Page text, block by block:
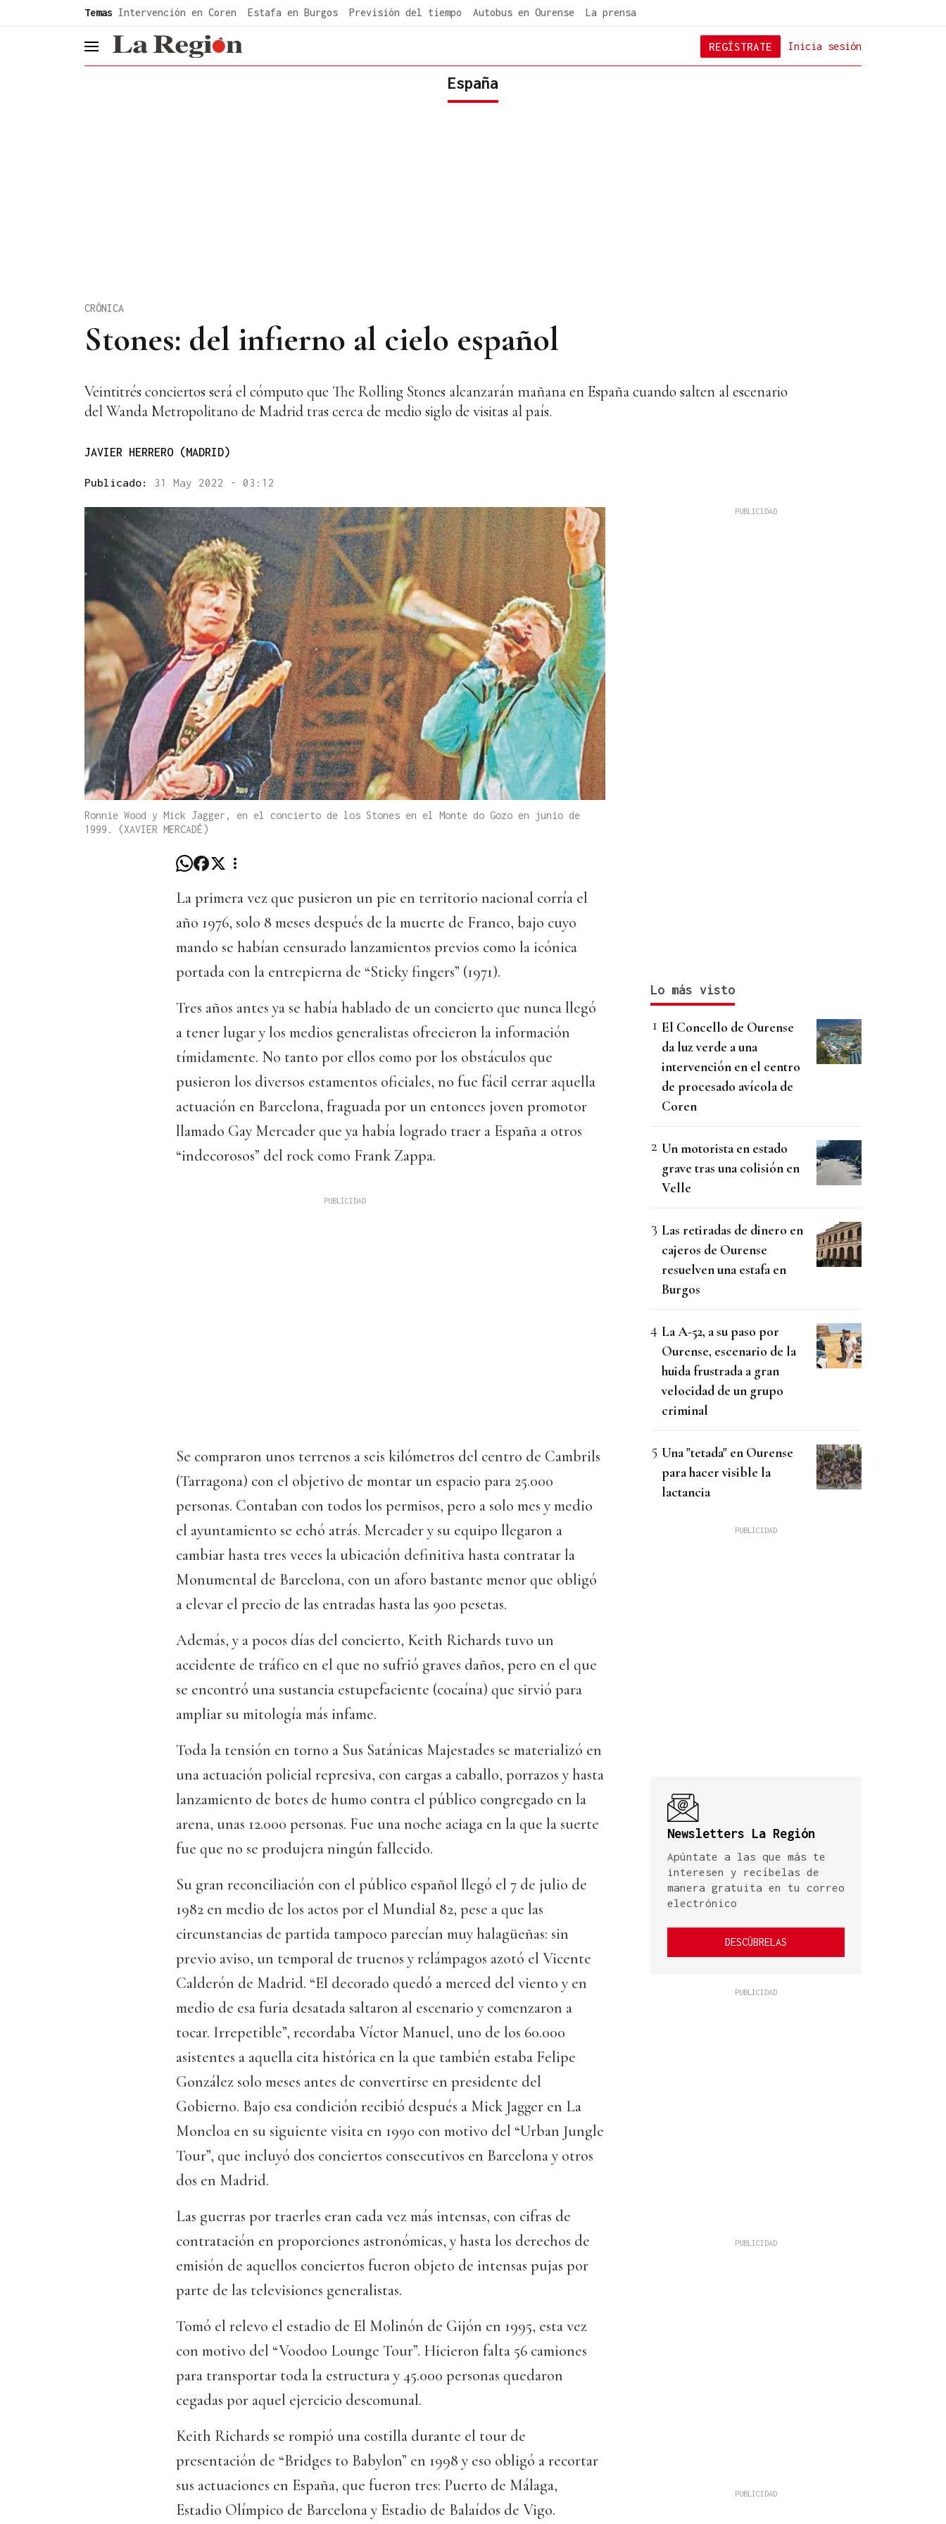
Temas Intervención en Coren Estafa en Burgos Previsión del tiempo Autobus en Ourense La prensa
header.menu.open Inicia sesión
REGÍSTRATE
España
Stones: del infierno al cielo español
CRÓNICA
Veintitrés conciertos será el cómputo que The Rolling Stones alcanzarán mañana en España cuando salten al escenario
del Wanda Metropolitano de Madrid tras cerca de medio siglo de visitas al país.
JAVIER HERRERO (MADRID)
Publicado: 31 May 2022 - 03:12
Ronnie Wood y Mick Jagger, en el concierto de los Stones en el Monte do Gozo en junio de
1999. (XAVIER MERCADÉ)
La primera vez que pusieron un pie en territorio nacional corría el
año 1976, solo 8 meses después de la muerte de Franco, bajo cuyo
mando se habían censurado lanzamientos previos como la icónica
portada con la entrepierna de “Sticky fingers” (1971).
Tres años antes ya se había hablado de un concierto que nunca llegó
a tener lugar y los medios generalistas ofrecieron la información
tímidamente. No tanto por ellos como por los obstáculos que
pusieron los diversos estamentos oficiales, no fue fácil cerrar aquella
actuación en Barcelona, fraguada por un entonces joven promotor
llamado Gay Mercader que ya había logrado traer a España a otros
“indecorosos” del rock como Frank Zappa.
Se compraron unos terrenos a seis kilómetros del centro de Cambrils
(Tarragona) con el objetivo de montar un espacio para 25.000
personas. Contaban con todos los permisos, pero a solo mes y medio
el ayuntamiento se echó atrás. Mercader y su equipo llegaron a
cambiar hasta tres veces la ubicación definitiva hasta contratar la
Monumental de Barcelona, con un aforo bastante menor que obligó
a elevar el precio de las entradas hasta las 900 pesetas.
Además, y a pocos días del concierto, Keith Richards tuvo un
accidente de tráfico en el que no sufrió graves daños, pero en el que
se encontró una sustancia estupefaciente (cocaína) que sirvió para
ampliar su mitología más infame.
Toda la tensión en torno a Sus Satánicas Majestades se materializó en
una actuación policial represiva, con cargas a caballo, porrazos y hasta
lanzamiento de botes de humo contra el público congregado en la
arena, unas 12.000 personas. Fue una noche aciaga en la que la suerte
fue que no se produjera ningún fallecido.
Su gran reconciliación con el público español llegó el 7 de julio de
1982 en medio de los actos por el Mundial 82, pese a que las
circunstancias de partida tampoco parecían muy halagüeñas: sin
previo aviso, un temporal de truenos y relámpagos azotó el Vicente
Calderón de Madrid. “El decorado quedó a merced del viento y en
medio de esa furia desatada saltaron al escenario y comenzaron a
tocar. Irrepetible”, recordaba Víctor Manuel, uno de los 60.000
asistentes a aquella cita histórica en la que también estaba Felipe
González solo meses antes de convertirse en presidente del
Gobierno. Bajo esa condición recibió después a Mick Jagger en La
Moncloa en su siguiente visita en 1990 con motivo del “Urban Jungle
Tour”, que incluyó dos conciertos consecutivos en Barcelona y otros
dos en Madrid.
Las guerras por traerles eran cada vez más intensas, con cifras de
contratación en proporciones astronómicas, y hasta los derechos de
emisión de aquellos conciertos fueron objeto de intensas pujas por
parte de las televisiones generalistas.
Tomó el relevo el estadio de El Molinón de Gijón en 1995, esta vez
con motivo del “Voodoo Lounge Tour”. Hicieron falta 56 camiones
para transportar toda la estructura y 45.000 personas quedaron
cegadas por aquel ejercicio descomunal.
Keith Richards se rompió una costilla durante el tour de
presentación de “Bridges to Babylon” en 1998 y eso obligó a recortar
sus actuaciones en España, que fueron tres: Puerto de Málaga,
Estadio Olímpico de Barcelona y Estadio de Balaídos de Vigo.
Lo más visto
El Concello de Ourense
da luz verde a una
intervención en el centro
de procesado avícola de
Coren
Un motorista en estado
grave tras una colisión en
Velle
Las retiradas de dinero en
cajeros de Ourense
resuelven una estafa en
Burgos
La A-52, a su paso por
Ourense, escenario de la
huida frustrada a gran
velocidad de un grupo
criminal
Una "tetada" en Ourense
para hacer visible la
lactancia
Newsletters La Región
Apúntate a las que más te
interesen y recíbelas de
manera gratuita en tu correo
electrónico
DESCÚBRELAS